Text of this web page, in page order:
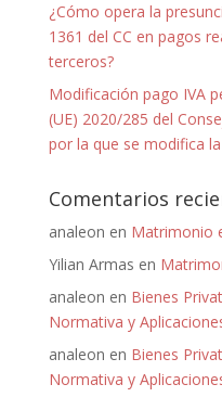
¿Cómo opera la
1361 del CC en pagos
terceros?
Modificación pago IVA
(UE) 2020/285 del
por la que se modifica
Comentarios
analeon en Matrimonio
Yilian Armas en
analeon en Bienes
Normativa y
analeon en Bienes
Normativa y